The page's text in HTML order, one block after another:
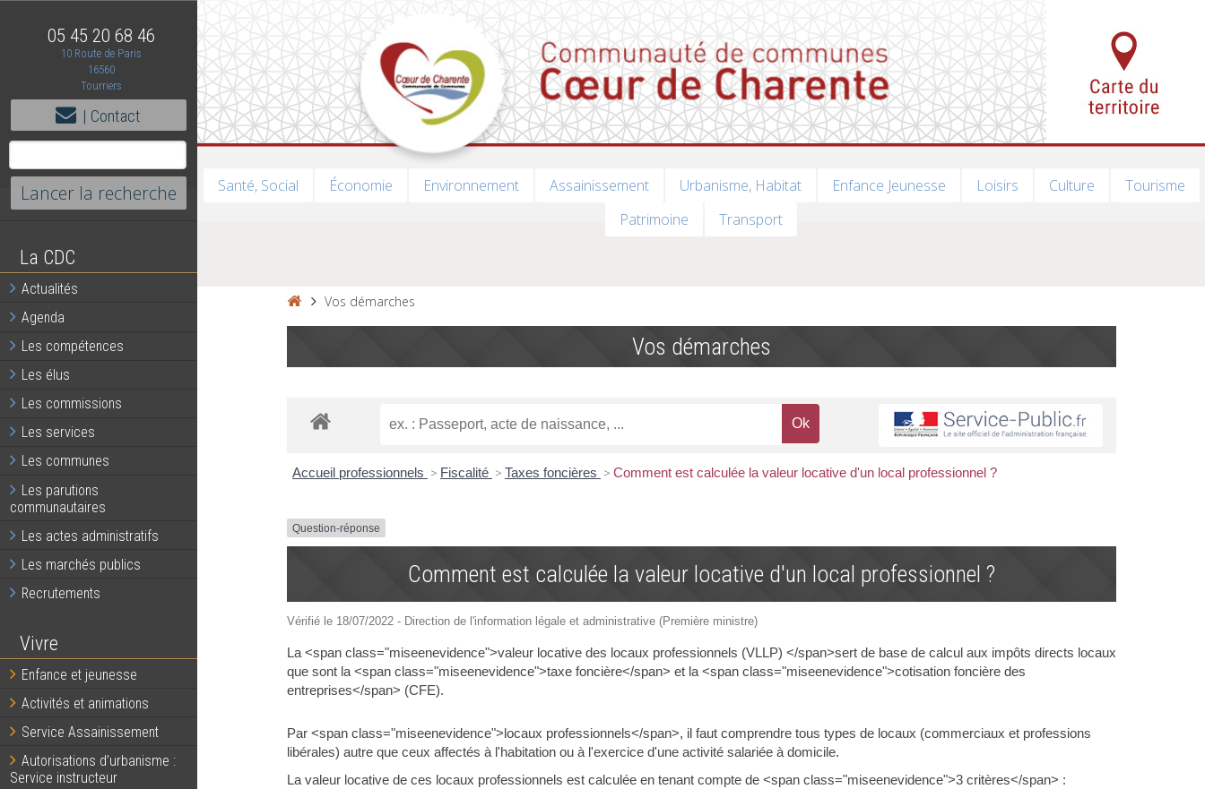
05 45 20 68 46
10 Route de Paris
16560
Tourriers
| Contact
La CDC
Actualités
Agenda
Les compétences
Les élus
Les commissions
Les services
Les communes
Les parutions
communautaires
Les actes administratifs
Les marchés publics
Recrutements
Vivre
Enfance et jeunesse
Activités et animations
Service Assainissement
Autorisations d’urbanisme :
Service instructeur
Santé, Social Économie Environnement Assainissement Urbanisme, Habitat Enfance Jeunesse Loisirs Culture
Tourisme
Patrimoine
Transport
Vos démarches
Vos démarches
Accueil professionnels > Fiscalité > Taxes foncières > Comment est calculée la valeur locative d'un local professionnel ?
Question-réponse
Comment est calculée la valeur locative d'un local professionnel ?
Vérifié le 18/07/2022 - Direction de l'information légale et administrative (Première ministre)
La <span class="miseenevidence">valeur locative des locaux professionnels (VLLP) </span>sert de base de calcul aux impôts directs locaux
que sont la <span class="miseenevidence">taxe foncière</span> et la <span class="miseenevidence">cotisation foncière des
entreprises</span> (CFE).
Par <span class="miseenevidence">locaux professionnels</span>, il faut comprendre tous types de locaux (commerciaux et professions
libérales) autre que ceux affectés à l'habitation ou à l'exercice d'une activité salariée à domicile.
La valeur locative de ces locaux professionnels est calculée en tenant compte de <span class="miseenevidence">3 critères</span> :